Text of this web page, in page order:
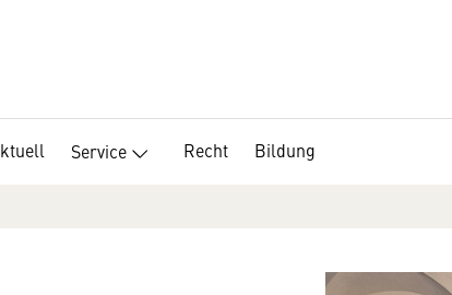
Service Recht Bildung